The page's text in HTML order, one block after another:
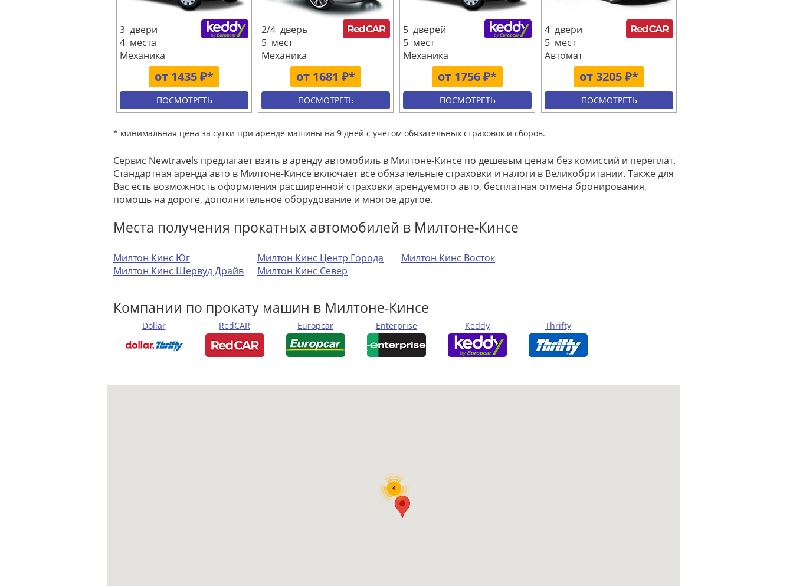
от 1435 ₽*
3 двери
4 места
Механика
ПОСМОТРЕТЬ
от 1681 ₽*
2/4 дверь
5 мест
Механика
ПОСМОТРЕТЬ
от 1756 ₽*
5 дверей
5 мест
Механика
ПОСМОТРЕТЬ
от 3205 ₽*
4 двери
5 мест
Автомат
ПОСМОТРЕТЬ
* минимальная цена за сутки при аренде машины на 9 дней с учетом обязательных страховок и сборов.
Сервис Newtravels предлагает взять в аренду автомобиль в Милтоне-Кинсе по дешевым ценам без комиссий и переплат.
Стандартная аренда авто в Милтоне-Кинсе включает все обязательные страховки и налоги в Великобритании. Также для
Вас есть возможность оформления расширенной страховки арендуемого авто, бесплатная отмена бронирования,
помощь на дороге, дополнительное оборудование и многое другое.
Места получения прокатных автомобилей в Милтоне-Кинсе
Милтон Кинс Юг
Милтон Кинс Шервуд Драйв
Милтон Кинс Центр Города
Милтон Кинс Север
Милтон Кинс Восток
Компании по прокату машин в Милтоне-Кинсе
Dollar RedCAR Europcar Enterprise Keddy Thrifty
4